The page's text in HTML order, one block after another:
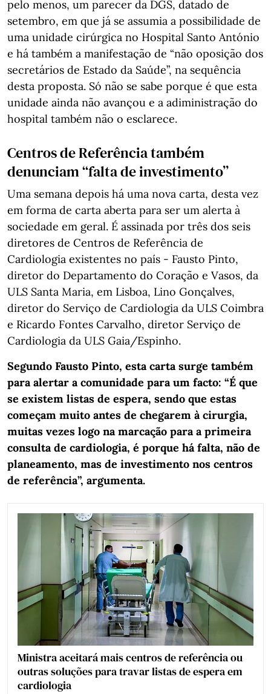
pelo menos, um parecer da DGS, datado de
setembro, em que já se assumia a possibilidade de
uma unidade cirúrgica no Hospital Santo António
e há também a manifestação de “não oposição dos
secretários de Estado da Saúde”, na sequência
desta proposta. Só não se sabe porque é que esta
unidade ainda não avançou e a adiministração do
hospital também não o esclarece.
Centros de Referência também
denunciam “falta de investimento”
Uma semana depois há uma nova carta, desta vez
em forma de carta aberta para ser um alerta à
sociedade em geral. É assinada por três dos seis
diretores de Centros de Referência de
Cardiologia existentes no país - Fausto Pinto,
diretor do Departamento do Coração e Vasos, da
ULS Santa Maria, em Lisboa, Lino Gonçalves,
diretor do Serviço de Cardiologia da ULS Coimbra
e Ricardo Fontes Carvalho, diretor Serviço de
Cardiologia da ULS Gaia/Espinho.
Segundo Fausto Pinto, esta carta surge também
para alertar a comunidade para um facto: “É que
se existem listas de espera, sendo que estas
começam muito antes de chegarem à cirurgia,
muitas vezes logo na marcação para a primeira
consulta de cardiologia, é porque há falta, não de
planeamento, mas de investimento nos centros
de referência”, argumenta.
Ministra aceitará mais centros de referência ou
outras soluções para travar listas de espera em
cardiologia